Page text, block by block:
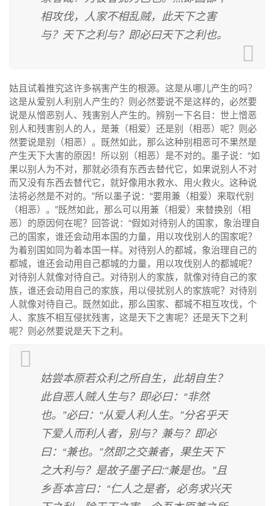
相攻伐，人家不相乱贼，此天下之害
与？天下之利与？即必曰天下之利也。
姑且试着推究这许多祸害产生的根源。这是从哪儿产生的吗？
这是从爱别人利别人产生的？则必然要说不是这样的，必然要
说是从憎恶别人、残害别人产生的。辨别一下名目：世上憎恶
别人和残害别人的人，是兼（相爱）还是别（相恶）呢？则必
然要说是别（相恶）。既然如此，那么这种别相恶可不果然是
产生天下大害的原因！所以别（相恶）是不对的。墨子说：“如
果以别人为不对，那就必须有东西去替代它，如果说别人不对
而又没有东西去替代它，就好像用水救水、用火救火。这种说
法将必然是不对的。”所以墨子说：“要用兼（相爱）来取代别
（相恶）。”既然如此，那么可以用兼（相爱）来替换别（相
恶）的原因何在呢？回答说：“假如对待别人的国家，象治理自
己的国家，谁还会动用本国的力量，用以攻伐别人的国家呢？
为着别国如同为着本国一样。对待别人的都城，象治理自己的
都城，谁还会动用自己都城的力量，用以攻伐别人的都城呢？
对待别人就像对待自己。对待别人的家族，就像对待自己的家
族，谁还会动用自己的家族，用以侵扰别人的家族呢？对待别
人就像对待自己。既然如此，那么国家、都城不相互攻伐，个
人、家族不相互侵扰残害，这是天下之害呢？还是天下之利
呢？则必然要说是天下之利。
姑尝本原若众利之所自生，此胡自生？
此自恶人贼人生与？即必曰：“非然
也。”必曰：“从爱人利人生。”分名乎天
下爱人而利人者，别与？兼与？即必
曰：“兼也。”然即之交兼者，果生天下
之大利与？是故子墨子曰:“兼是也。”且
乡吾本言曰：“仁人之是者，必务求兴天